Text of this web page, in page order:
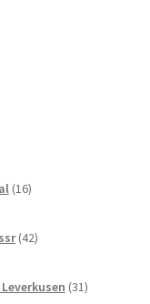
16izdelkov
42izdelkov
31izdelkov